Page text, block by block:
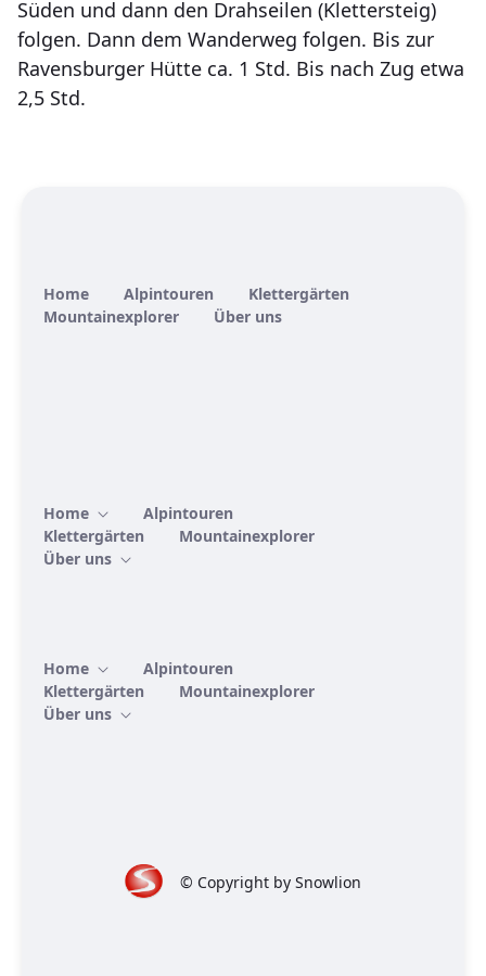
Süden und dann den Drahseilen (Klettersteig)
folgen. Dann dem Wanderweg folgen. Bis zur
Ravensburger Hütte ca. 1 Std. Bis nach Zug etwa
2,5 Std.
Home Alpintouren
Klettergärten
Mountainexplorer
Über uns
Home
Alpintouren
Klettergärten
Mountainexplorer
Über uns
Home
Alpintouren
Klettergärten
Mountainexplorer
Über uns
© Copyright by Snowlion